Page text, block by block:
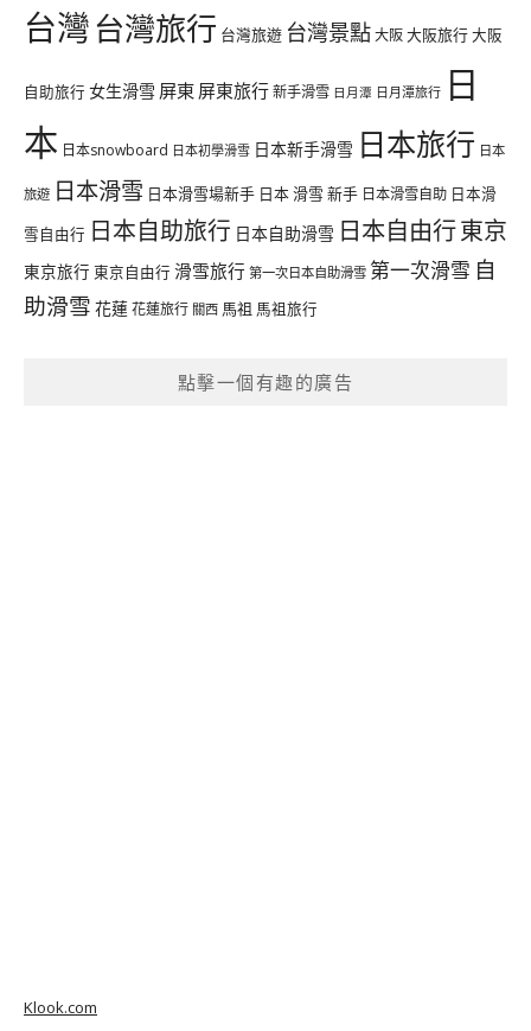
台灣台灣旅行 台灣旅遊 台灣景點大阪大阪旅行大阪
自助旅行 女生滑雪 屏東 屏東旅行新手滑雪 日月潭 日月潭旅行 日
本 日本snowboard 日本初學滑雪 日本新手滑雪 日本旅行 日本
旅遊 日本滑雪 日本滑雪場新手 日本 滑雪 新手 日本滑雪自助 日本滑
雪自由行 日本自助旅行 日本自助滑雪 日本自由行東京
東京旅行 東京自由行 滑雪旅行 第一次日本自助滑雪 第一次滑雪 自
助滑雪 花蓮花蓮旅行 關西 馬祖 馬祖旅行
點擊一個有趣的廣告
Klook.com